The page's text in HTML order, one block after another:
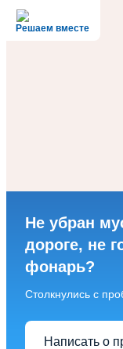
Решаем вместе
Не убран
дороге, не
фонарь?
Столкнулись с
Написать о